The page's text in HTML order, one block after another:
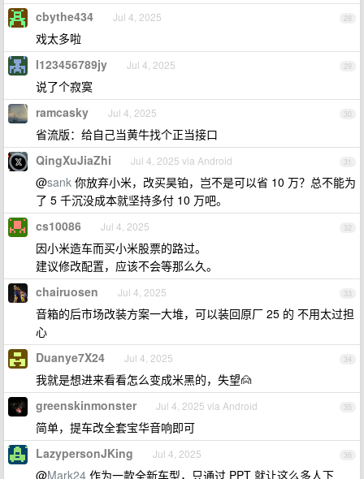
28
cbythe434 Jul 4, 2025
戏太多啦
29
l123456789jy Jul 4, 2025
说了个寂寞
30
ramcasky Jul 4, 2025
省流版：给自己当黄牛找个正当接口
31
QingXuJiaZhi Jul 4, 2025 via Android
@sank 你放弃小米，改买昊铂，岂不是可以省 10 万？总不能为
了 5 千沉没成本就坚持多付 10 万吧。
32
cs10086 Jul 4, 2025
因小米造车而买小米股票的路过。
建议修改配置，应该不会等那么久。
33
chairuosen Jul 4, 2025
音箱的后市场改装方案一大堆，可以装回原厂 25 的 不用太过担
心
34
Duanye7X24 Jul 4, 2025
我就是想进来看看怎么变成米黑的，失望🙍
35
greenskinmonster Jul 4, 2025 via Android
简单，提车改全套宝华音响即可
36
LazypersonJKing Jul 4, 2025
@Mark24 作为一款全新车型，只通过 PPT 就让这么多人下